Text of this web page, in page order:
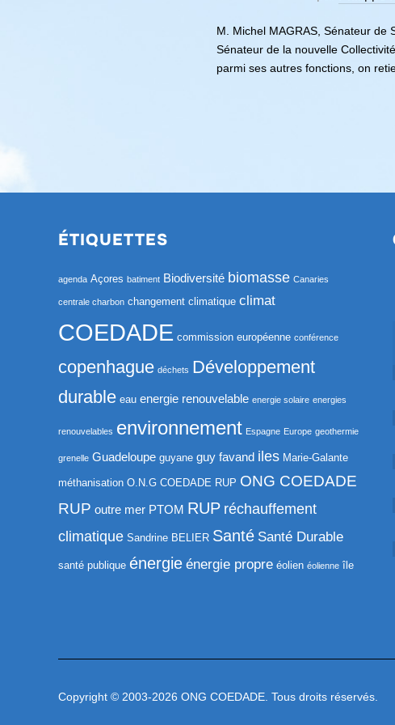
M. Michel MAGRAS, Sénateur de
Sénateur de la nouvelle
parmi ses autres fonctions, on
ÉTIQUETTES
agenda Açores batiment Biodiversité biomasse Canaries
centrale charbon changement climatique climat
COEDADE commission européenne conférence
copenhague déchets Développement
durable eau energie renouvelable energie solaire energies
renouvelables environnement Espagne Europe geothermie
grenelle Guadeloupe guyane guy favand iles Marie-Galante
méthanisation O.N.G COEDADE RUP ONG COEDADE
RUP outre mer PTOM RUP réchauffement
climatique Sandrine BELIER Santé Santé Durable
santé publique énergie énergie propre éolien éolienne île
Copyright © 2003-2026 ONG COEDADE. Tous droits réservés.